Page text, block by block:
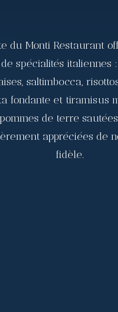
du Monti Restaurant
spécialités italiennes
saltimbocca,
fondante et tiramisus
pommes de terre
appréciées de
fidèle.